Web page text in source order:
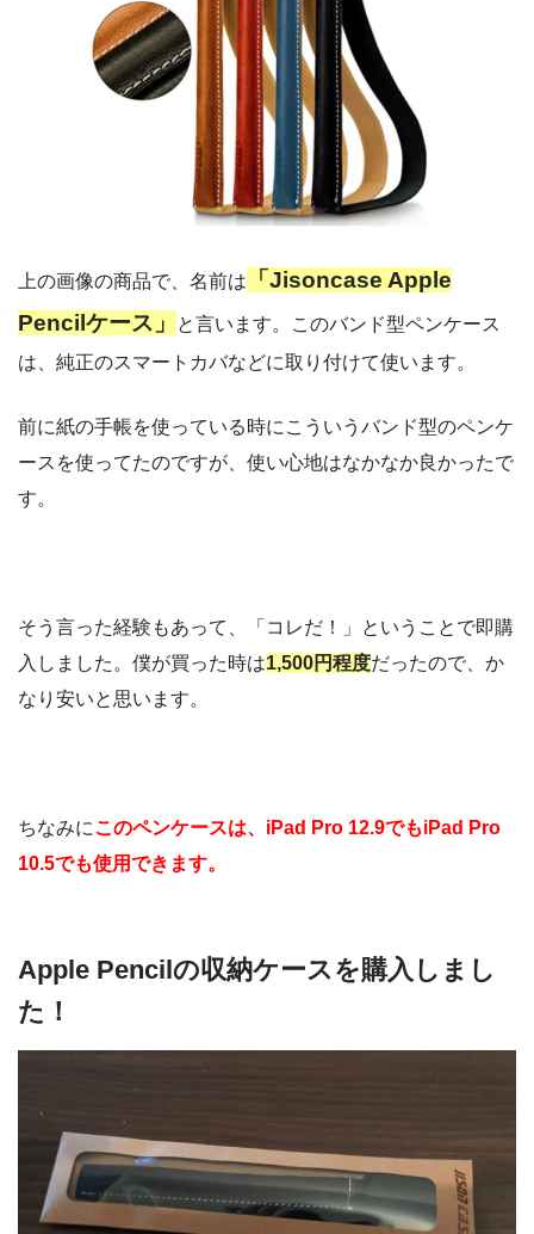
上の画像の商品で、名前は
「Jisoncase Apple
Pencilケース」
と言います。このバンド型ペンケース
は、純正のスマートカバなどに取り付けて使います。
前に紙の手帳を使っている時にこういうバンド型のペンケ
ースを使ってたのですが、使い心地はなかなか良かったで
す。
そう言った経験もあって、「コレだ！」ということで即購
入しました。僕が買った時は1,500円程度だったので、か
なり安いと思います。
ちなみにこのペンケースは、iPad Pro 12.9でもiPad Pro
10.5でも使用できます。
Apple Pencilの収納ケースを購入しまし
た！